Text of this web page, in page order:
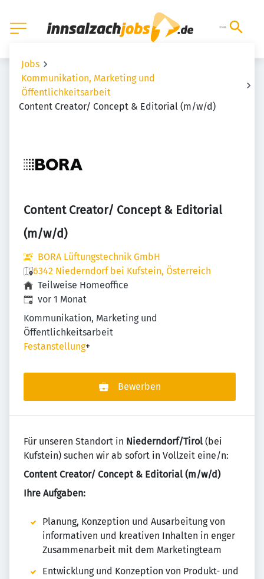
Jobs
Kommunikation, Marketing und
Öffentlichkeitsarbeit
Content Creator/ Concept & Editorial (m/w/d)
Content Creator/ Concept & Editorial
(m/w/d)
BORA Lüftungstechnik GmbH
6342 Niederndorf bei Kufstein, Österreich
Teilweise Homeoffice
Veröffentlicht:
vor 1 Monat
Kommunikation, Marketing und
Öffentlichkeitsarbeit
Festanstellung+
Bewerben
Für unseren Standort in Niederndorf/Tirol (bei
Kufstein) suchen wir ab sofort in Vollzeit eine/n:
Content Creator/ Concept & Editorial (m/w/d)
Ihre Aufgaben:
Planung, Konzeption und Ausarbeitung von
informativen und kreativen Inhalten in enger
Zusammenarbeit mit dem Marketingteam
Entwicklung und Konzeption von Produkt- und